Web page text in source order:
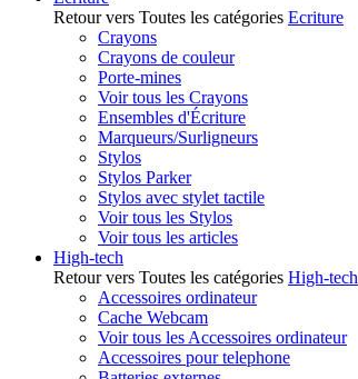
Retour vers Toutes les catégories Ecriture
Crayons
Crayons de couleur
Porte-mines
Voir tous les Crayons
Ensembles d'Écriture
Marqueurs/Surligneurs
Stylos
Stylos Parker
Stylos avec stylet tactile
Voir tous les Stylos
Voir tous les articles
High-tech
Retour vers Toutes les catégories High-tech
Accessoires ordinateur
Cache Webcam
Voir tous les Accessoires ordinateur
Accessoires pour telephone